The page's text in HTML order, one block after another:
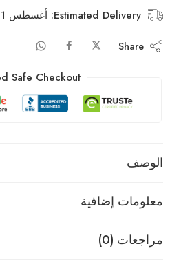
Estimated Delivery: أغسطس 11 – أغسطس 15
Safe Checkout
الوصف
معلومات إضافية
مراجعات (0)